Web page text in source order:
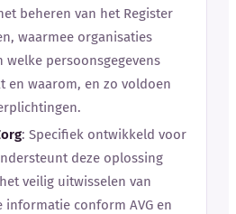
beheren van het Register
waarmee organisaties
persoonsgegevens
en waarom, en zo voldoen
: Specifiek ontwikkeld voor
deze oplossing
veilig uitwisselen van
informatie conform AVG en